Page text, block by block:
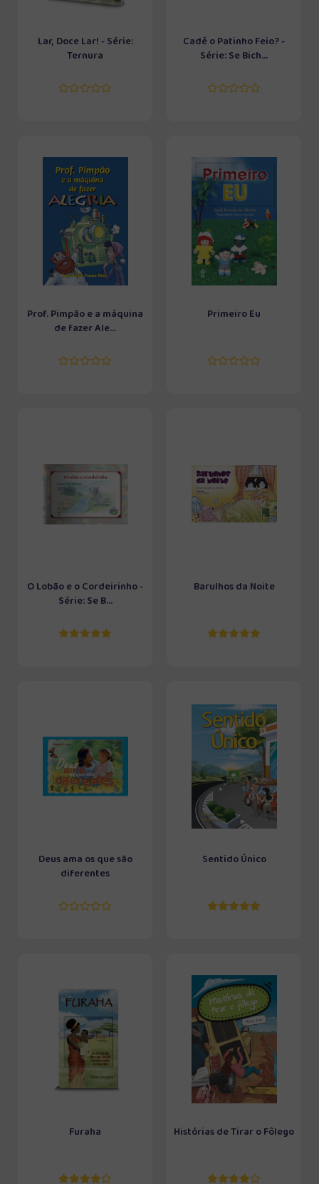
Lar, Doce Lar! - Série:
Ternura
Cadê o Patinho Feio? -
Série: Se Bich...
Prof. Pimpão e a máquina
de fazer Ale...
Primeiro Eu
O Lobão e o Cordeirinho -
Série: Se B...
Barulhos da Noite
Deus ama os que são
diferentes
Sentido Único
Furaha Histórias de Tirar o Fôlego